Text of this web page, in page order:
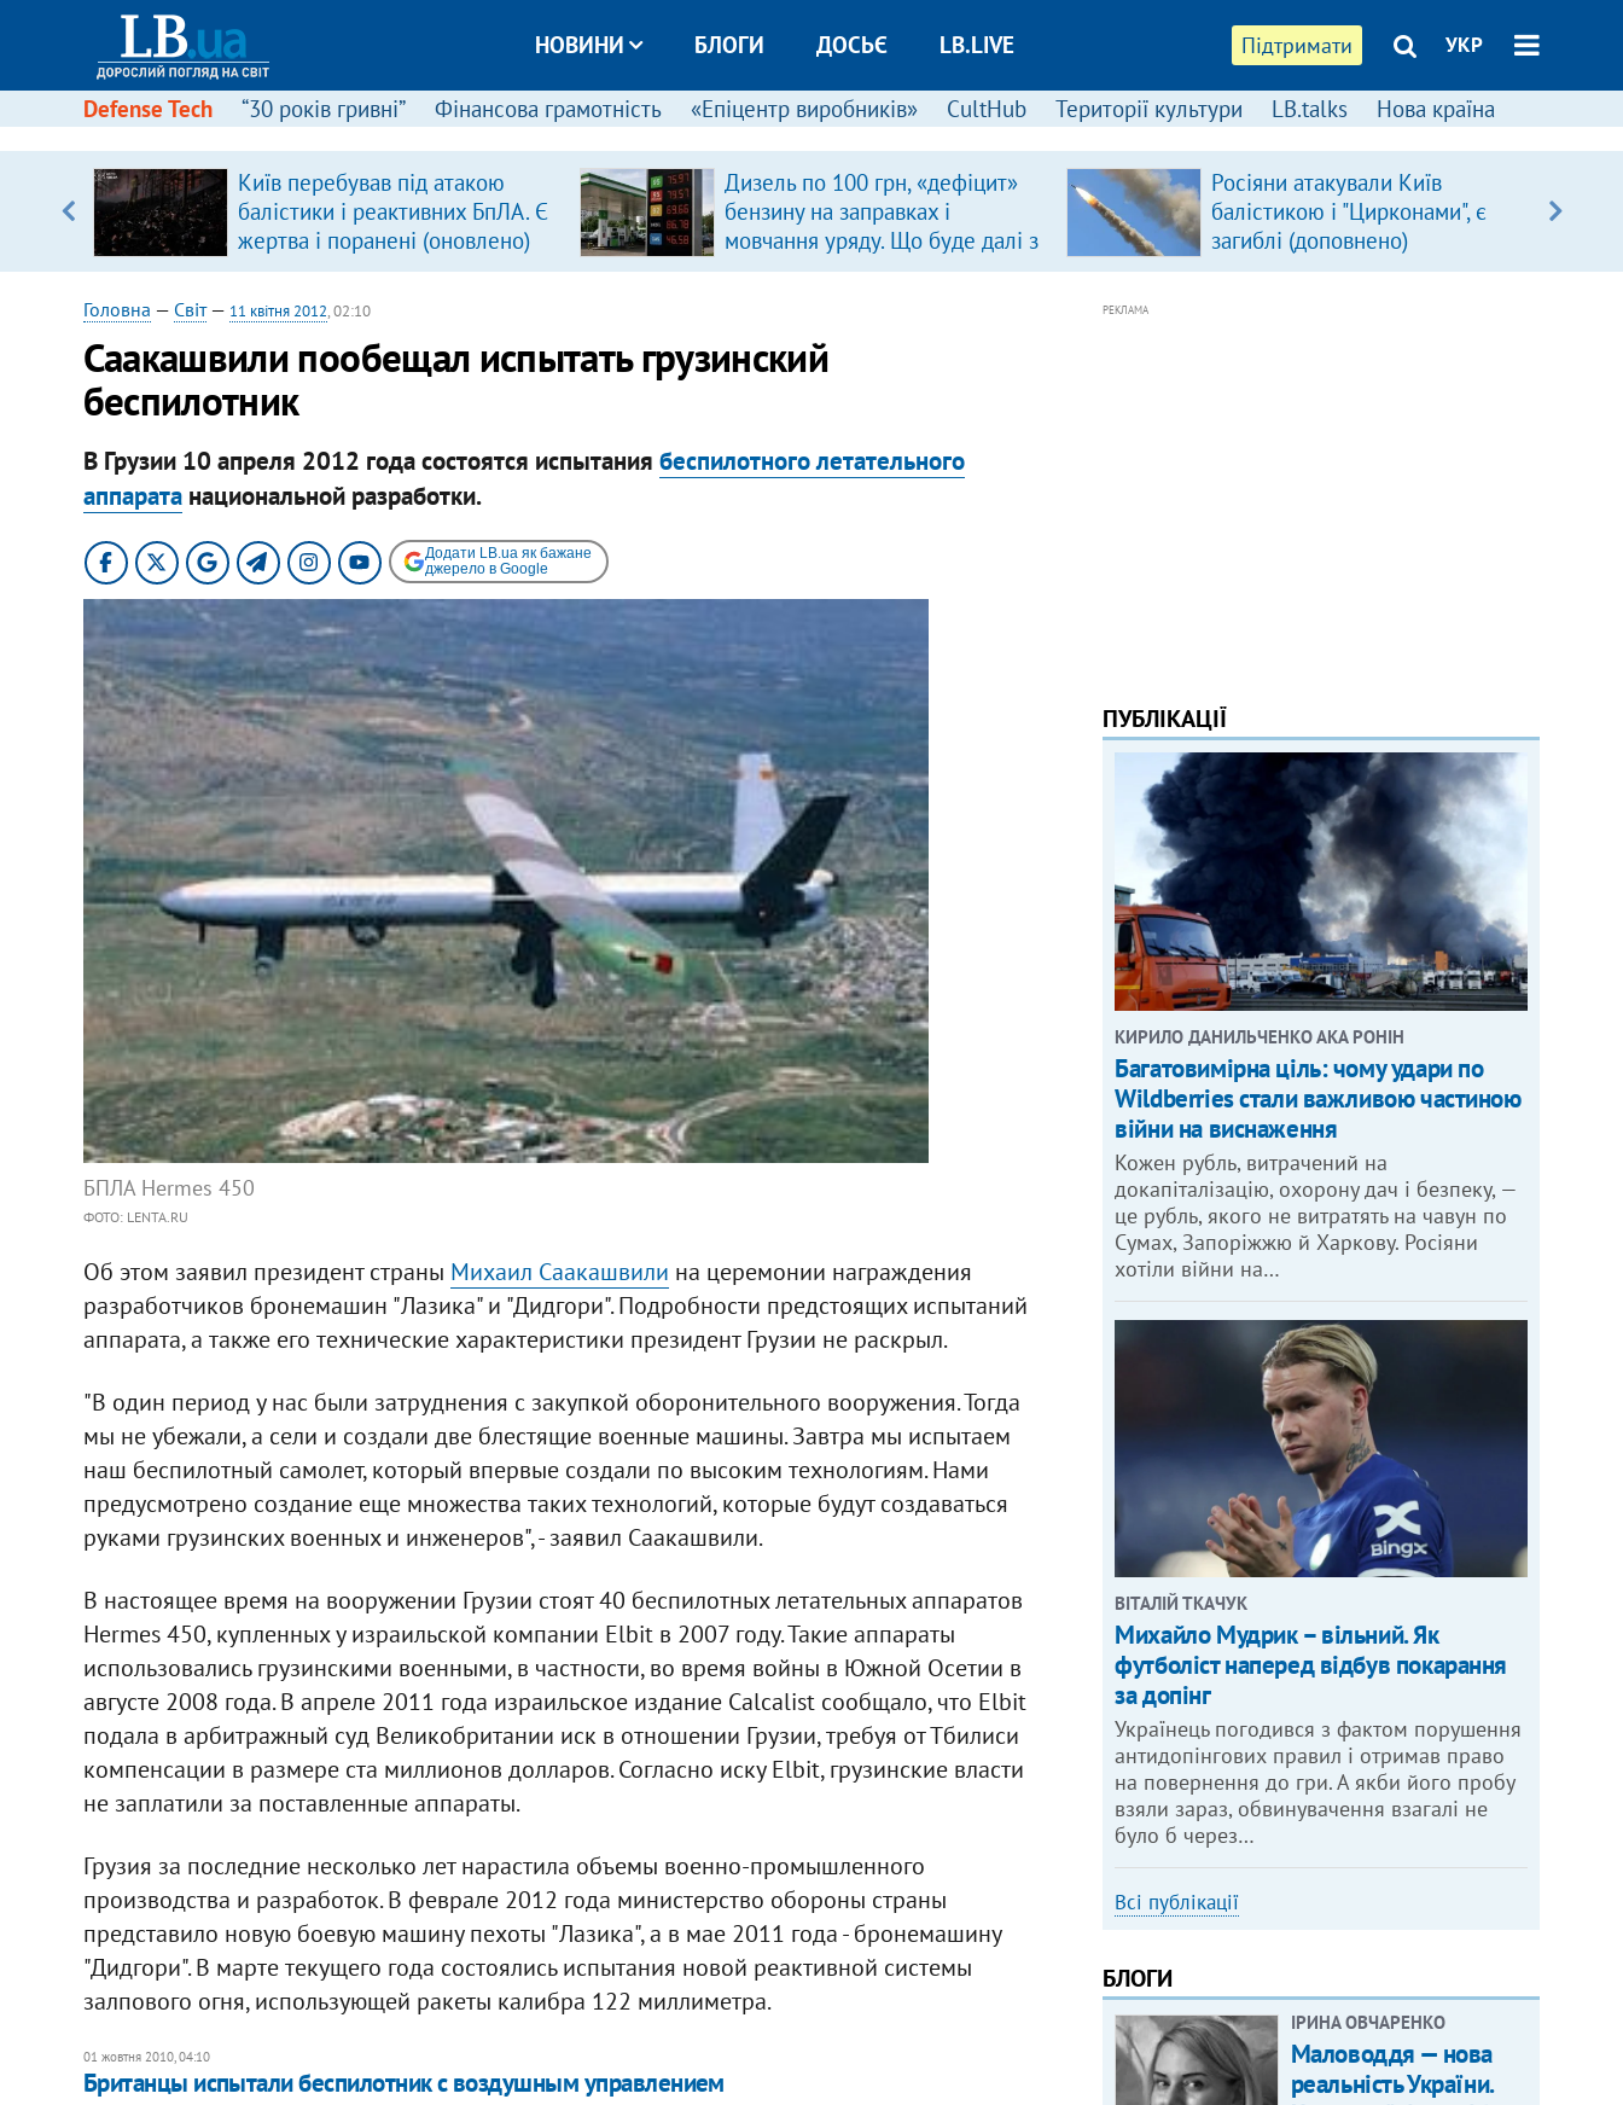
Підтримати УКР
НОВИНИ БЛОГИ ДОСЬЄ LB.LIVE
Defense Tech “30 років гривні” Фінансова грамотність «Епіцентр виробників» CultHub Території культури LB.talks Нова країна
Київ перебував під атакою
балістики і реактивних БпЛА. Є
жертва і поранені (оновлено)
Дизель по 100 грн, «дефіцит»
бензину на заправках і
мовчання уряду. Що буде далі з
цінами на пальне?
Росіяни атакували Київ
балістикою і "Цирконами", є
загиблі (доповнено)
Головна — Світ— 11 квітня 2012, 02:10
Саакашвили пообещал испытать грузинский
беспилотник
В Грузии 10 апреля 2012 года состоятся испытания беспилотного летательного
аппаратанациональной разработки.
Додати LB.ua як бажане
джерело в Google
БПЛА Hermes 450
ФОТО: LENTA.RU
Об этом заявил президент страны Михаил Саакашвили на церемонии награждения
разработчиков бронемашин "Лазика" и "Дидгори". Подробности предстоящих испытаний
аппарата, а также его технические характеристики президент Грузии не раскрыл.
"В один период у нас были затруднения с закупкой оборонительного вооружения. Тогда
мы не убежали, а сели и создали две блестящие военные машины. Завтра мы испытаем
наш беспилотный самолет, который впервые создали по высоким технологиям. Нами
предусмотрено создание еще множества таких технологий, которые будут создаваться
руками грузинских военных и инженеров", - заявил Саакашвили.
В настоящее время на вооружении Грузии стоят 40 беспилотных летательных аппаратов
Hermes 450, купленных у израильской компании Elbit в 2007 году. Такие аппараты
использовались грузинскими военными, в частности, во время войны в Южной Осетии в
августе 2008 года. В апреле 2011 года израильское издание Calcalist сообщало, что Elbit
подала в арбитражный суд Великобритании иск в отношении Грузии, требуя от Тбилиси
компенсации в размере ста миллионов долларов. Согласно иску Elbit, грузинские власти
не заплатили за поставленные аппараты.
Грузия за последние несколько лет нарастила объемы военно-промышленного
производства и разработок. В феврале 2012 года министерство обороны страны
представило новую боевую машину пехоты "Лазика", а в мае 2011 года - бронемашину
"Дидгори". В марте текущего года состоялись испытания новой реактивной системы
залпового огня, использующей ракеты калибра 122 миллиметра.
01 жовтня 2010, 04:10
Британцы испытали беспилотник с воздушным управлением
РЕКЛАМА
ПУБЛІКАЦІЇ
КИРИЛО ДАНИЛЬЧЕНКО АКА РОНІН
Багатовимірна ціль: чому удари по
Wildberries стали важливою частиною
війни на виснаження
Кожен рубль, витрачений на
докапіталізацію, охорону дач і безпеку, —
це рубль, якого не витратять на чавун по
Сумах, Запоріжжю й Харкову. Росіяни
хотіли війни на…
ВІТАЛІЙ ТКАЧУК
Михайло Мудрик – вільний. Як
футболіст наперед відбув покарання
за допінг
Українець погодився з фактом порушення
антидопінгових правил і отримав право
на повернення до гри. А якби його пробу
взяли зараз, обвинувачення взагалі не
було б через…
Всі публікації
БЛОГИ
ІРИНА ОВЧАРЕНКО
Маловоддя — нова
реальність України.